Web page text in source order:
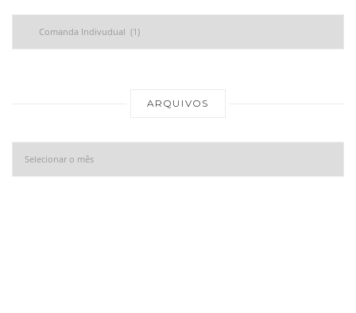
Categorias
ARQUIVOS